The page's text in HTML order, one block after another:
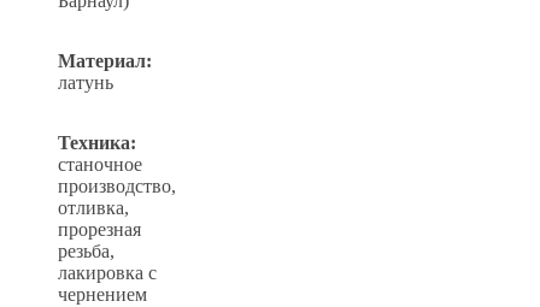
Материал:
латунь
Техника:
станочное
производство,
отливка,
прорезная
резьба,
лакировка с
чернением